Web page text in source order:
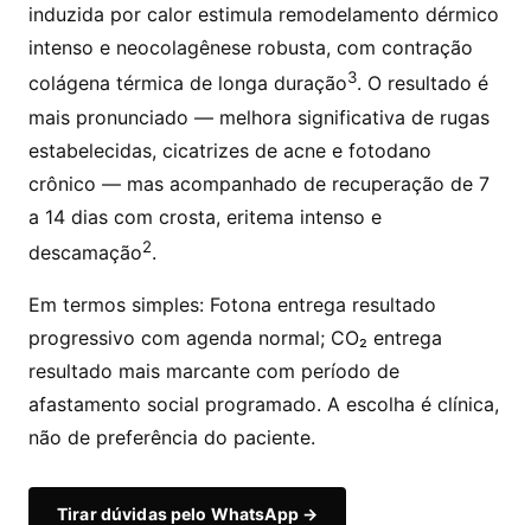
induzida por calor estimula remodelamento dérmico
intenso e neocolagênese robusta, com contração
colágena térmica de longa duração3. O resultado é
mais pronunciado — melhora significativa de rugas
estabelecidas, cicatrizes de acne e fotodano
crônico — mas acompanhado de recuperação de 7
a 14 dias com crosta, eritema intenso e
descamação2.
Em termos simples: Fotona entrega resultado
progressivo com agenda normal; CO₂ entrega
resultado mais marcante com período de
afastamento social programado. A escolha é clínica,
não de preferência do paciente.
Tirar dúvidas pelo WhatsApp →